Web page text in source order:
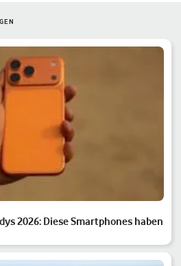
2026: Diese Smartphones haben